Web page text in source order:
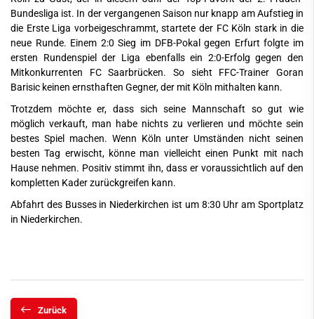
Bundesliga ist. In der vergangenen Saison nur knapp am Aufstieg in
die Erste Liga vorbeigeschrammt, startete der FC Köln stark in die
neue Runde. Einem 2:0 Sieg im DFB-Pokal gegen Erfurt folgte im
ersten Rundenspiel der Liga ebenfalls ein 2:0-Erfolg gegen den
Mitkonkurrenten FC Saarbrücken. So sieht FFC-Trainer Goran
Barisic keinen ernsthaften Gegner, der mit Köln mithalten kann.
Trotzdem möchte er, dass sich seine Mannschaft so gut wie
möglich verkauft, man habe nichts zu verlieren und möchte sein
bestes Spiel machen. Wenn Köln unter Umständen nicht seinen
besten Tag erwischt, könne man vielleicht einen Punkt mit nach
Hause nehmen. Positiv stimmt ihn, dass er voraussichtlich auf den
kompletten Kader zurückgreifen kann.
Abfahrt des Busses in Niederkirchen ist um 8:30 Uhr am Sportplatz
in Niederkirchen.
Zurück